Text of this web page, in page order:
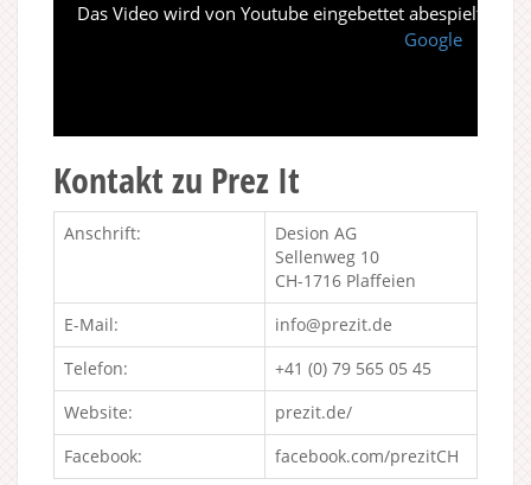
Das Video wird von Youtube eingebettet abespielt. Es
Google
Kontakt zu Prez It
Anschrift:
Desion AG
Sellenweg 10
CH-1716 Plaffeien
E-Mail:
info@prezit.de
Telefon:
+41 (0) 79 565 05 45
Website:
prezit.de/
Facebook:
facebook.com/prezitCH